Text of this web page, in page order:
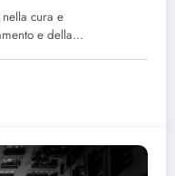
cura e
e della…